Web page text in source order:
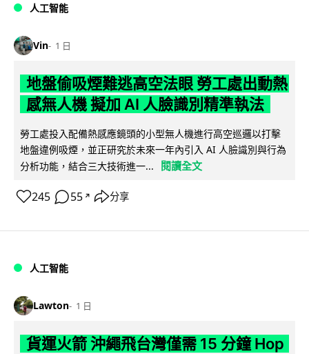
人工智能
Vin 1 日
地盤偷吸煙難逃高空法眼 勞工處出動熱
感無人機 擬加 AI 人臉識別精準執法
勞工處投入配備熱感應鏡頭的小型無人機進行高空巡邏以打擊
地盤違例吸煙，並正研究於未來一年內引入 AI 人臉識別與行為
分析功能，結合三大技術進一...
閱讀全文
245 55 ↗ 分享
人工智能
Lawton 1 日
貨運火箭 沖繩飛台灣僅需 15 分鐘 Hop